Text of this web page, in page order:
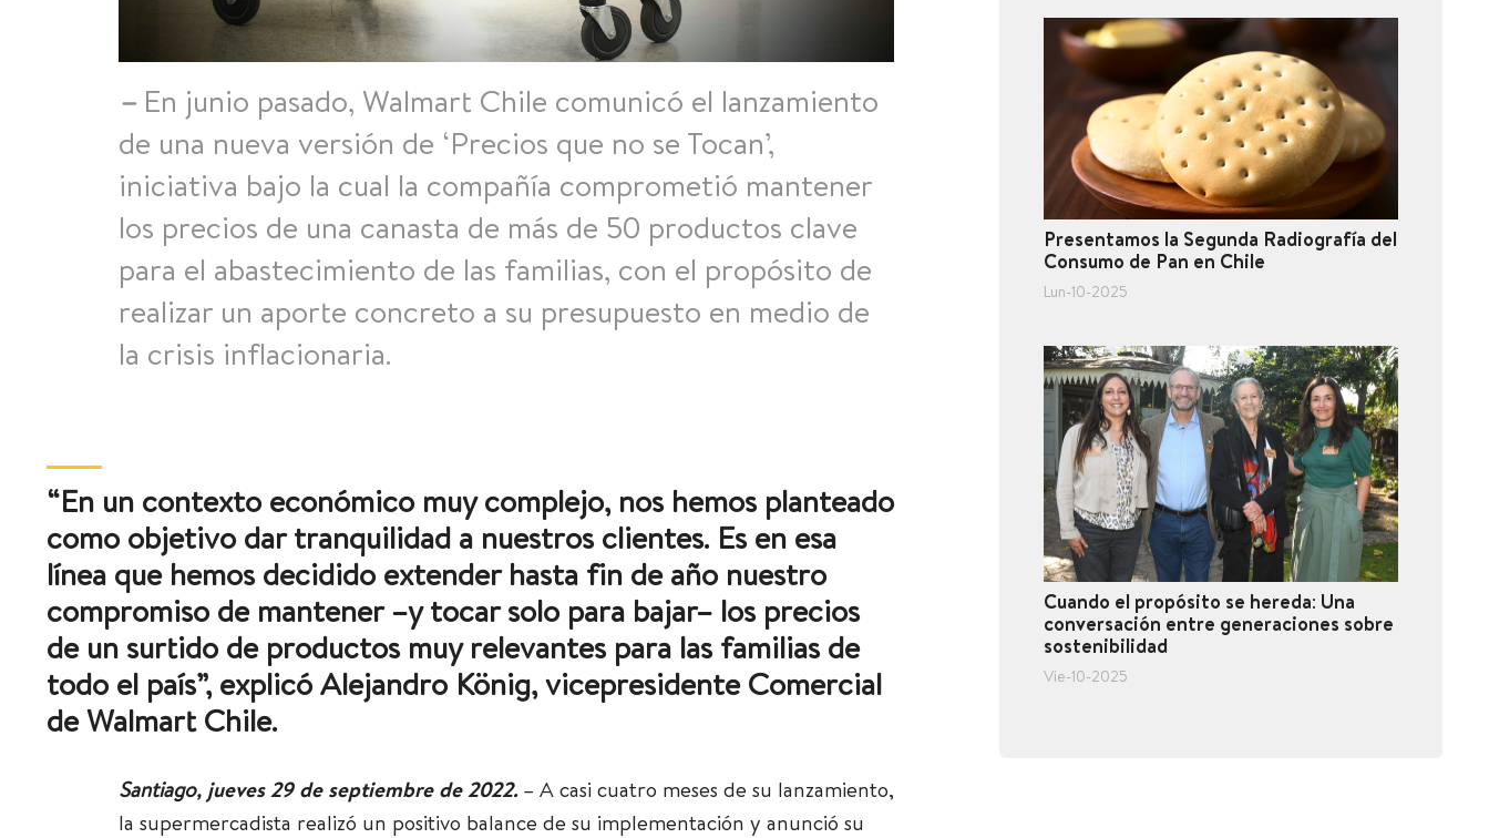
–En junio pasado, Walmart Chile comunicó el lanzamiento
de una nueva versión de ‘Precios que no se Tocan’,
iniciativa bajo la cual la compañía comprometió mantener
los precios de una canasta de más de 50 productos clave
para el abastecimiento de las familias, con el propósito de
realizar un aporte concreto a su presupuesto en medio de
la crisis inflacionaria.
“En un contexto económico muy complejo, nos hemos planteado
como objetivo dar tranquilidad a nuestros clientes. Es en esa
línea que hemos decidido extender hasta fin de año nuestro
compromiso de mantener –y tocar solo para bajar– los precios
de un surtido de productos muy relevantes para las familias de
todo el país”, explicó Alejandro König, vicepresidente Comercial
de Walmart Chile.
Santiago, jueves 29 de septiembre de 2022. – A casi cuatro meses de su lanzamiento,
la supermercadista realizó un positivo balance de su implementación y anunció su
Presentamos la Segunda Radiografía del
Consumo de Pan en Chile
Lun-10-2025
Cuando el propósito se hereda: Una
conversación entre generaciones sobre
sostenibilidad
Vie-10-2025